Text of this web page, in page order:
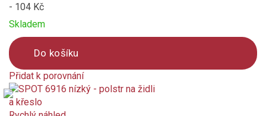
- 104 Kč
Skladem
Do košíku
Přidat k porovnání
Product
is